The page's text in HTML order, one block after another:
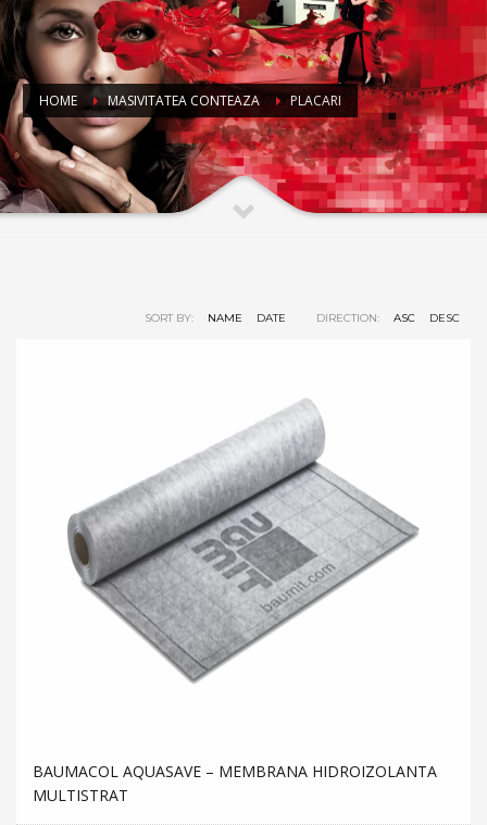
HOME MASIVITATEA CONTEAZA PLACARI
SORT BY: NAME DATE DIRECTION: ASC DESC
BAUMACOL AQUASAVE – MEMBRANA HIDROIZOLANTA
MULTISTRAT